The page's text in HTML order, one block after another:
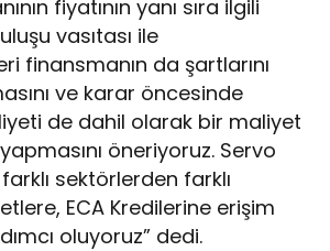
fiyatının yanı sıra ilgili
vasıtası ile
finansmanın da şartlarını
ve karar öncesinde
de dahil olarak bir maliyet
öneriyoruz. Servo
sektörlerden farklı
ECA Kredilerine erişim
oluyoruz” dedi.